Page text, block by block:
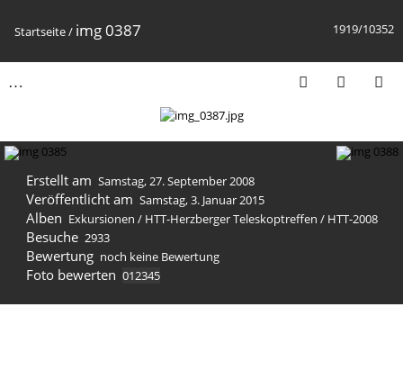
1919/10352
Startseite/ img 0387
Erstellt am Samstag, 27. September 2008
Veröffentlicht am Samstag, 3. Januar 2015
Alben Exkursionen / HTT-Herzberger Teleskoptreffen / HTT-2008
Besuche 2933
Bewertung noch keine Bewertung
Foto bewerten